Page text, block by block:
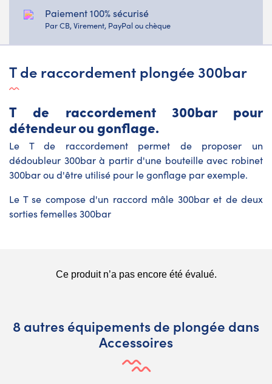
Paiement 100% sécurisé
Par CB, Virement, PayPal ou chèque
T de raccordement plongée 300bar
T de raccordement 300bar pour
détendeur ou gonflage.
Le T de raccordement permet de proposer un
dédoubleur 300bar à partir d'une bouteille avec robinet
300bar ou d'être utilisé pour le gonflage par exemple.
Le T se compose d'un raccord mâle 300bar et de deux
sorties femelles 300bar
8 autres équipements de plongée dans
Accessoires